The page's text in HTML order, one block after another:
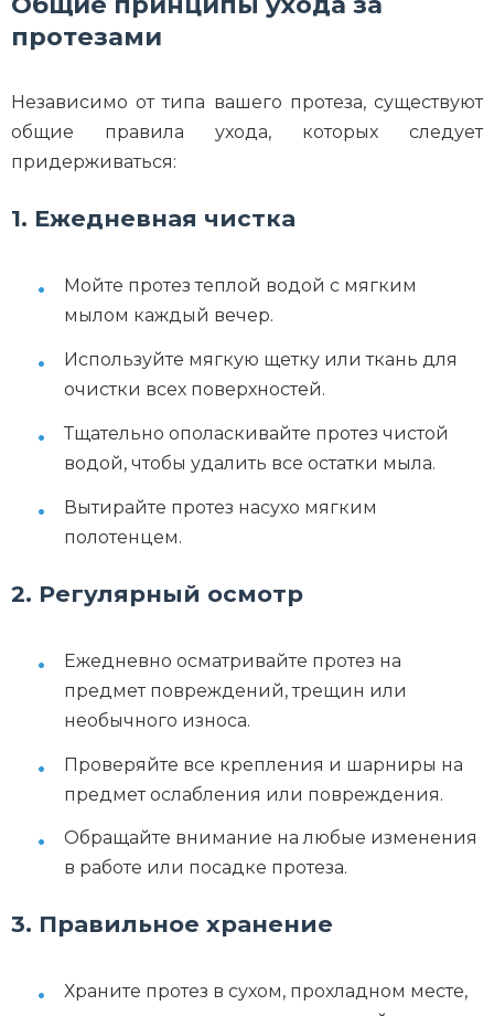
протезами
Независимо от типа вашего протеза, существуют
общие правила ухода, которых следует
придерживаться:
1. Ежедневная чистка
Мойте протез теплой водой с мягким
мылом каждый вечер.
Используйте мягкую щетку или ткань для
очистки всех поверхностей.
Тщательно ополаскивайте протез чистой
водой, чтобы удалить все остатки мыла.
Вытирайте протез насухо мягким
полотенцем.
2. Регулярный осмотр
Ежедневно осматривайте протез на
предмет повреждений, трещин или
необычного износа.
Проверяйте все крепления и шарниры на
предмет ослабления или повреждения.
Обращайте внимание на любые изменения
в работе или посадке протеза.
3. Правильное хранение
Храните протез в сухом, прохладном месте,